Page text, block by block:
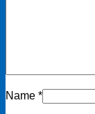
Name *